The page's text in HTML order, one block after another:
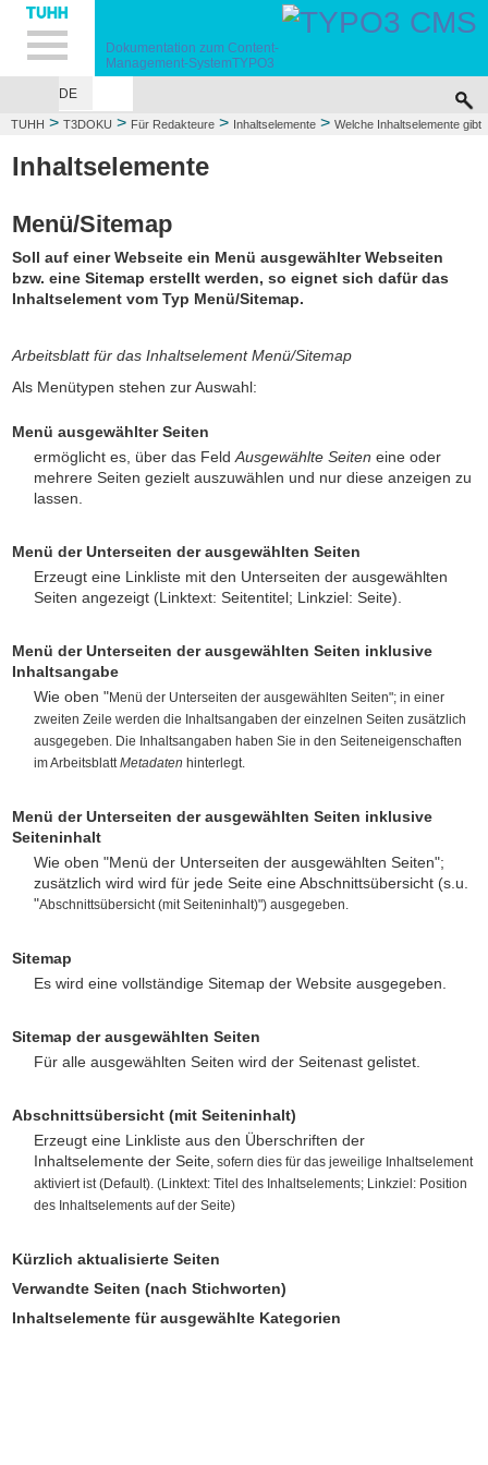
Hauptnavigation
Unternavigation
Inhalt
Suche
Dokumentation zum Content-
Management-SystemTYPO3
DE
TUHH > T3DOKU > Für Redakteure > Inhaltselemente > Welche Inhaltselemente gibt
Inhaltselemente
Menü/Sitemap
Soll auf einer Webseite ein Menü ausgewählter Webseiten
bzw. eine Sitemap erstellt werden, so eignet sich dafür das
Inhaltselement vom Typ Menü/Sitemap.
Arbeitsblatt für das Inhaltselement Menü/Sitemap
Als Menütypen stehen zur Auswahl:
Menü ausgewählter Seiten
ermöglicht es, über das FeldAusgewählte Seiten eine oder
mehrere Seiten gezielt auszuwählen und nur diese anzeigen zu
lassen.
Menü der Unterseiten der ausgewählten Seiten
Erzeugt eine Linkliste mit den Unterseiten der ausgewählten
Seiten angezeigt (Linktext: Seitentitel; Linkziel: Seite).
Menü der Unterseiten der ausgewählten Seiten inklusive
Inhaltsangabe
Wie oben "Menü der Unterseiten der ausgewählten Seiten"; in einer
zweiten Zeile werden die Inhaltsangaben der einzelnen Seiten zusätzlich
ausgegeben. Die Inhaltsangaben haben Sie in den Seiteneigenschaften
im ArbeitsblattMetadaten hinterlegt.
Menü der Unterseiten der ausgewählten Seiten inklusive
Seiteninhalt
Wie oben "Menü der Unterseiten der ausgewählten Seiten";
zusätzlich wird wird für jede Seite eine Abschnittsübersicht (s.u.
"Abschnittsübersicht (mit Seiteninhalt)") ausgegeben.
Sitemap
Es wird eine vollständige Sitemap der Website ausgegeben.
Sitemap der ausgewählten Seiten
Für alle ausgewählten Seiten wird der Seitenast gelistet.
Abschnittsübersicht (mit Seiteninhalt)
Erzeugt eine Linkliste aus den Überschriften der
Inhaltselemente der Seite,sofern dies für das jeweilige Inhaltselement
aktiviert ist (Default). (Linktext:Titel des Inhaltselements; Linkziel: Position
des Inhaltselements auf der Seite)
Kürzlich aktualisierte Seiten
Verwandte Seiten (nach Stichworten)
Inhaltselemente für ausgewählte Kategorien